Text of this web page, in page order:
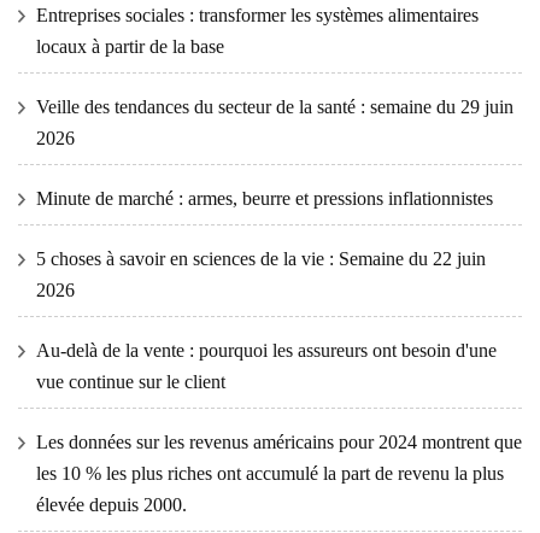
Entreprises sociales : transformer les systèmes alimentaires
locaux à partir de la base
Veille des tendances du secteur de la santé : semaine du 29 juin
2026
Minute de marché : armes, beurre et pressions inflationnistes
5 choses à savoir en sciences de la vie : Semaine du 22 juin
2026
Au-delà de la vente : pourquoi les assureurs ont besoin d'une
vue continue sur le client
Les données sur les revenus américains pour 2024 montrent que
les 10 % les plus riches ont accumulé la part de revenu la plus
élevée depuis 2000.